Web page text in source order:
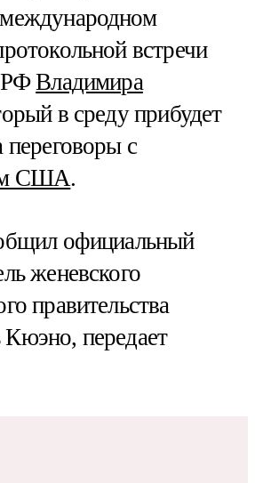
встречи
РФВладимира
в среду прибудет
с
США.
официальный
женевского
правительства
передает